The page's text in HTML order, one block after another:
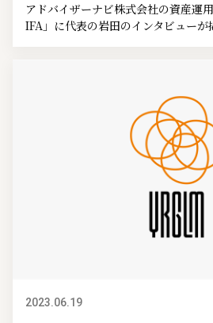
アドバイザーナビ株式会社の資産運
IFA」に代表の岩田のインタビューが
2023.06.19